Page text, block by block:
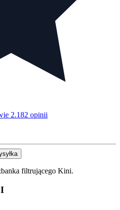
2.182 opinii
filtrującego Kini.